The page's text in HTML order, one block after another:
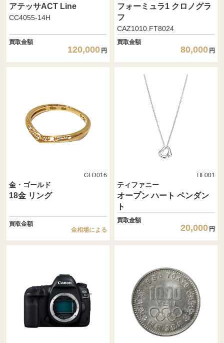
アテッサACT Line
CC4055-14H
買取金額
120,000 円
フォーミュラ1 クロノグラ
フ
CAZ1010.FT8024
買取金額
80,000 円
GLD016
金・ゴールド
18金 リング
買取金額
金相場による
TIF001
ティファニー
オープン ハート ペンダン
ト
買取金額
20,000 円